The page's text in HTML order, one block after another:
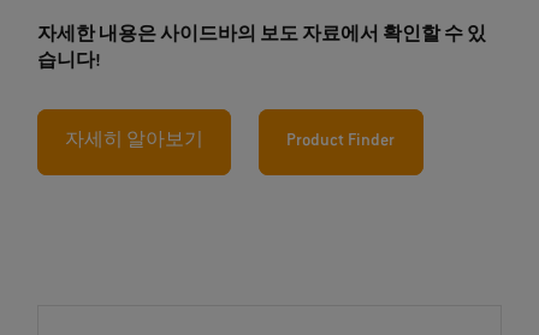
자세한 내용은 사이드바의 보도 자료에서 확인할 수 있
습니다!
자세히 알아보기 Product Finder